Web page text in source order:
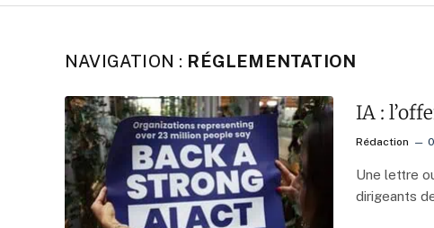
NAVIGATION : RÉGLEMENTATION
IA :
Rédaction
Une lettre
dirigeants